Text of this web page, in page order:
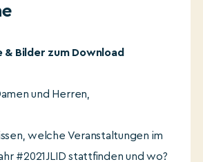
& Bilder zum Download
und Herren,
welche Veranstaltungen im
#2021JLID stattfinden und wo?